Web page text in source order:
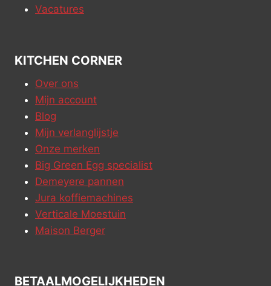
Vacatures
KITCHEN CORNER
Over ons
Mijn account
Blog
Mijn verlanglijstje
Onze merken
Big Green Egg specialist
Demeyere pannen
Jura koffiemachines
Verticale Moestuin
Maison Berger
BETAALMOGELIJKHEDEN